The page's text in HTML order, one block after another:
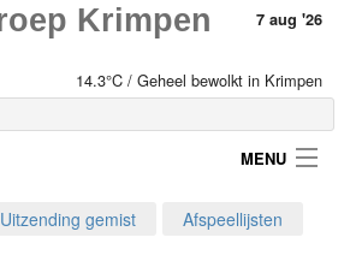
Krimpen 7 aug '26
14.3°C / Geheel bewolkt in Krimpen
MENU
Uitzending gemist Afspeellijsten